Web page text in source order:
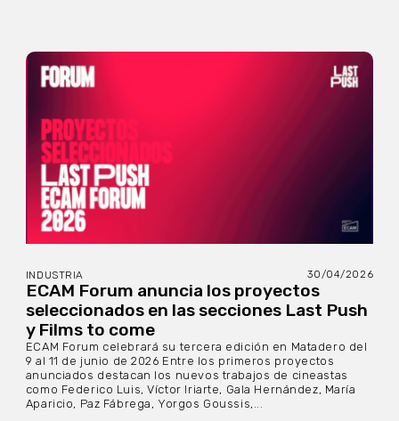
INDUSTRIA 30/04/2026
ECAM Forum anuncia los proyectos
seleccionados en las secciones Last Push
y Films to come
ECAM Forum celebrará su tercera edición en Matadero del
9 al 11 de junio de 2026 Entre los primeros proyectos
anunciados destacan los nuevos trabajos de cineastas
como Federico Luis, Víctor Iriarte, Gala Hernández, María
Aparicio, Paz Fábrega, Yorgos Goussis,...